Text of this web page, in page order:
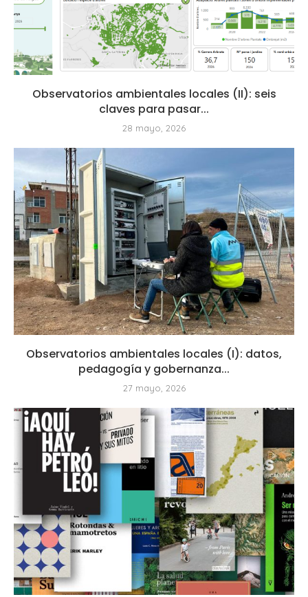
Observatorios ambientales locales (II): seis
claves para pasar...
28 mayo, 2026
Observatorios ambientales locales (I): datos,
pedagogía y gobernanza...
27 mayo, 2026